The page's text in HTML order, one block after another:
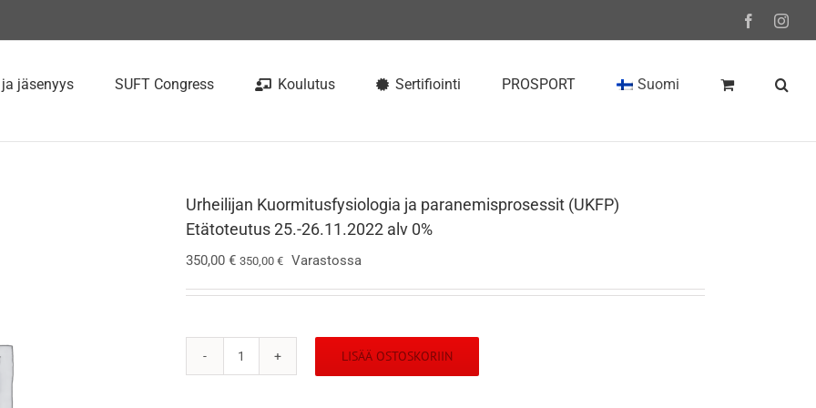
Facebook
jäsenyys SUFT Congress Koulutus Sertifiointi PROSPORT Suomi
Urheilijan Kuormitusfysiologia ja paranemisprosessit (UKFP)
Etätoteutus 25.-26.11.2022 alv 0%
350,00 € 350,00 € Varastossa
Urheilijan
LISÄÄ OSTOSKORIIN